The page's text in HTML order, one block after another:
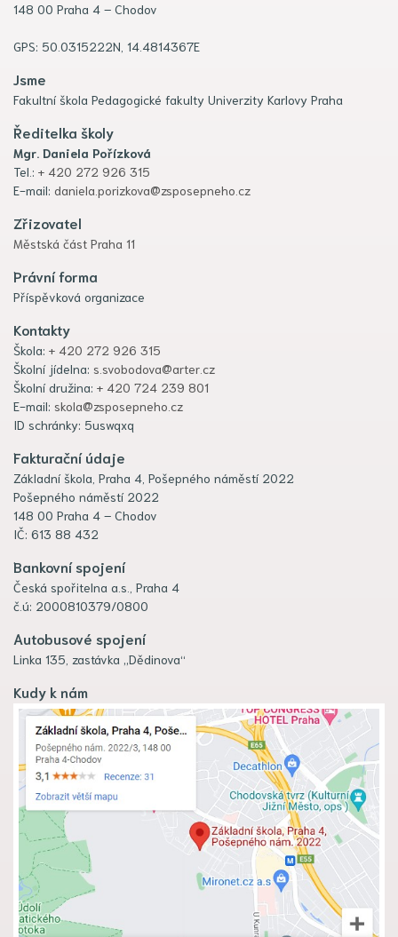
148 00 Praha 4 – Chodov
GPS: 50.0315222N, 14.4814367E
Jsme
Fakultní škola Pedagogické fakulty Univerzity Karlovy Praha
Ředitelka školy
Mgr. Daniela Pořízková
Tel.: + 420 272 926 315
E-mail: daniela.porizkova@zsposepneho.cz
Zřizovatel
Městská část Praha 11
Právní forma
Příspěvková organizace
Kontakty
Škola: + 420 272 926 315
Školní jídelna: s.svobodova@arter.cz
Školní družina: + 420 724 239 801
E-mail: skola@zsposepneho.cz
ID schránky: 5uswqxq
Fakturační údaje
Základní škola, Praha 4, Pošepného náměstí 2022
Pošepného náměstí 2022
148 00 Praha 4 – Chodov
IČ: 613 88 432
Bankovní spojení
Česká spořitelna a.s., Praha 4
č.ú: 2000810379/0800
Autobusové spojení
Linka 135, zastávka „Dědinova“
Kudy k nám